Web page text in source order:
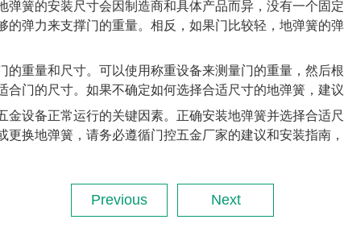
的安装尺寸会因制造商和具体产品而异，没有一个固
弹力来支撑门的重量。相反，如果门比较轻，地弹簧的
量和尺寸。可以使用称重设备来测量门的重量，然后
门的尺寸。如果不确定如何选择合适尺寸的地弹簧，建
备正常运行的关键因素。正确安装地弹簧并选择合适
换地弹簧，请务必遵循门控五金厂家的建议和安装指南
Previous Next